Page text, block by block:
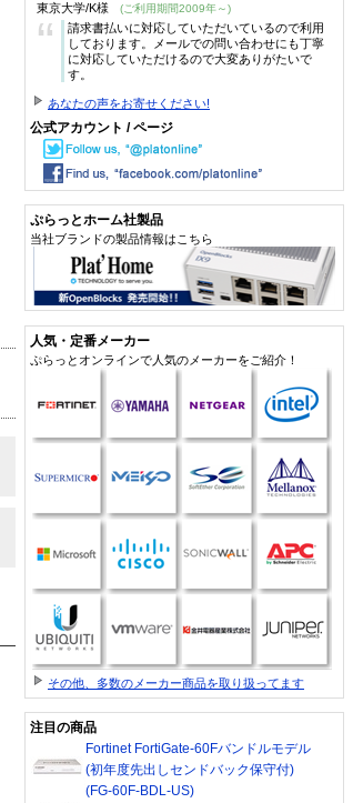
東京大学/K様 (ご利用期間2009年～)
“
請求書払いに対応していただいているので利用
しております。メールでの問い合わせにも丁寧
に対応していただけるので大変ありがたいで
す。
あなたの声をお寄せください!
公式アカウント / ページ
ぷらっとホーム社製品
当社ブランドの製品情報はこちら
人気・定番メーカー
ぷらっとオンラインで人気のメーカーをご紹介！
その他、多数のメーカー商品を取り扱ってます
注目の商品
Fortinet FortiGate-60Fバンドルモデル
(初年度先出しセンドバック保守付)
(FG-60F-BDL-US)